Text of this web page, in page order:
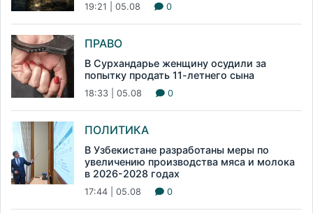
19:21 | 05.08 0
ПРАВО
В Сурхандарье женщину осудили за
попытку продать 11-летнего сына
18:33 | 05.08 0
ПОЛИТИКА
В Узбекистане разработаны меры по
увеличению производства мяса и молока
в 2026-2028 годах
17:44 | 05.08 0